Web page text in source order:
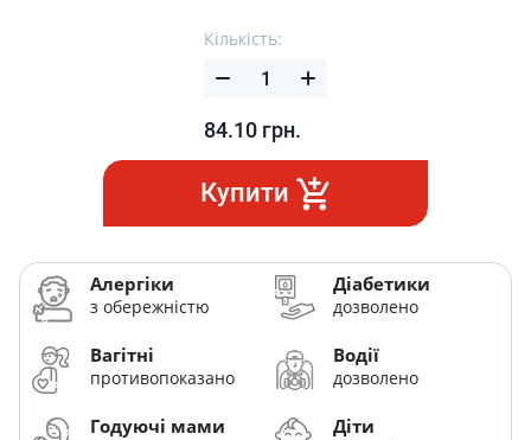
Кількість:
84.10 грн.
Купити
Алергіки
з обережністю
Діабетики
дозволено
Вагітні
противопоказано
Водії
дозволено
Годуючі мами Діти